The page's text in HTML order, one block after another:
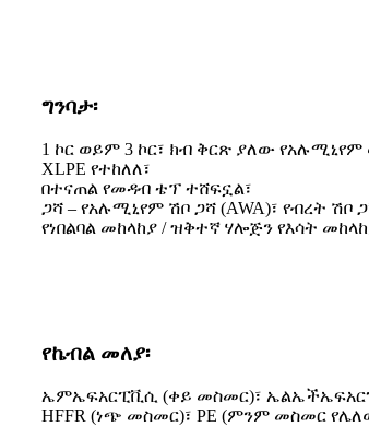
ግንባታ፡
1 ኮር ወይም 3 ኮር፣ ክብ ቅርጽ ያለው
XLPE የተከለለ፣
በተናጠል የመዳብ ቴፕ ተሸፍኗል፣
ጋሻ – የአሉሚኒየም ሽቦ ጋሻ (AWA)፣ የብረት ሽቦ
የነበልባል መከላከያ / ዝቅተኛ ሃሎጅን የእሳት
የኬብል መለያ፡
ኤምኤፍአርፒቪሲ (ቀይ መስመር)፣
HFFR (ነጭ መስመር)፣ PE (ምንም መስመር